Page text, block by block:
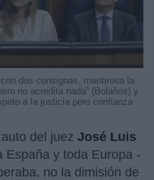
dos consignas, mentirosa la
no acredita nada” (Bolaños) y
a la justicia pero confianza
del juez José Luis
España y toda Europa -
no la dimisión de